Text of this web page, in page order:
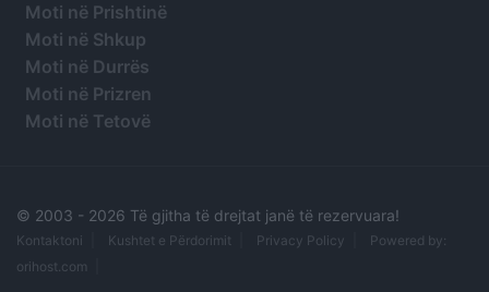
Moti në Prishtinë
Moti në Shkup
Moti në Durrës
Moti në Prizren
Moti në Tetovë
© 2003 - 2026 Të gjitha të drejtat janë të rezervuara!
Kontaktoni Kushtet e Përdorimit Privacy Policy
Powered by:
orihost.com